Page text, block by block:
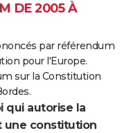
DE 2005 À
par référendum
pour l'Europe.
sur la Constitution
qui autorise la
une constitution